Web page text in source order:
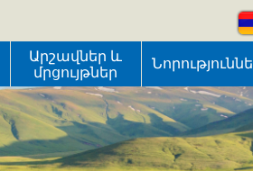
Արշավներ և
մրցույթներ